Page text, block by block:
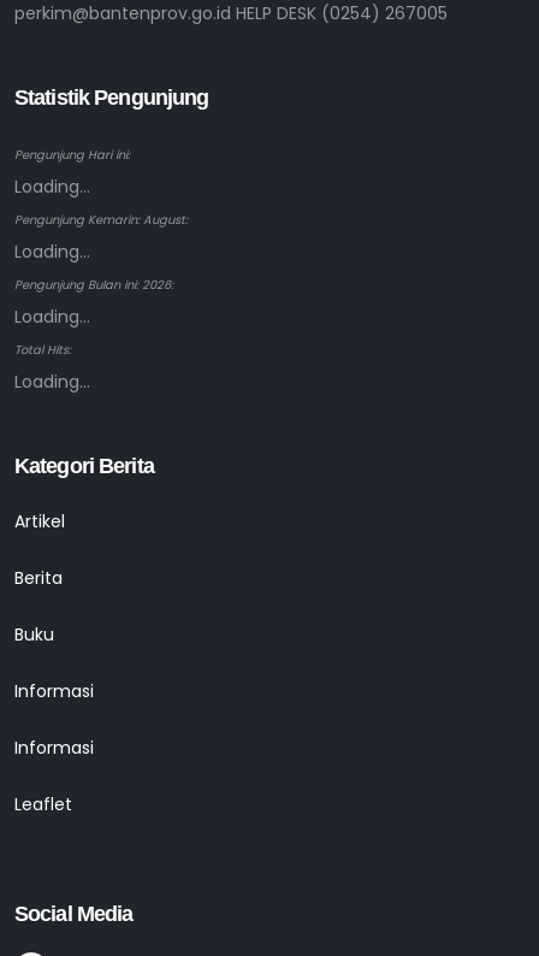
perkim@bantenprov.go.id HELP DESK (0254) 267005
Statistik Pengunjung
Pengunjung Hari ini:
Loading...
Pengunjung Kemarin: August:
Loading...
Pengunjung Bulan ini: 2026:
Loading...
Total Hits:
Loading...
Kategori Berita
Artikel
Berita
Buku
Informasi
Informasi
Leaflet
Social Media